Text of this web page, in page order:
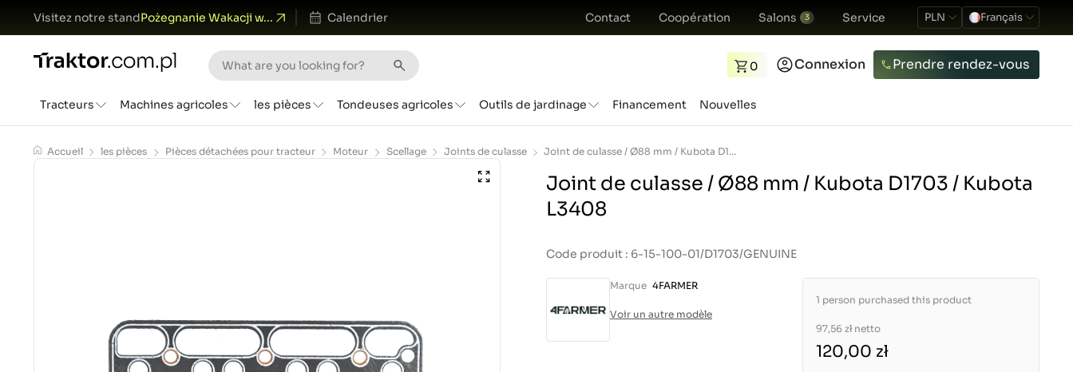
Visitez notre standPożegnanie Wakacji w... Calendrier Contact Coopération Salons 3 Service PLN Français
0 Connexion Prendre rendez-vous
Tracteurs Machines agricoles les pièces Tondeuses agricoles Outils de jardinage Financement Nouvelles
Accueil les pièces Pièces détachées pour tracteur Moteur Scellage Joints de culasse Joint de culasse / Ø88 mm / Kubota D1703 / Kubota L3408
Joint de culasse / Ø88 mm / Kubota D1703 / Kubota
L3408
Code produit : 6-15-100-01/D1703/GENUINE
Marque 4FARMER
Voir un autre modèle
1 person purchased this product
97,56 zł netto
120,00 zł